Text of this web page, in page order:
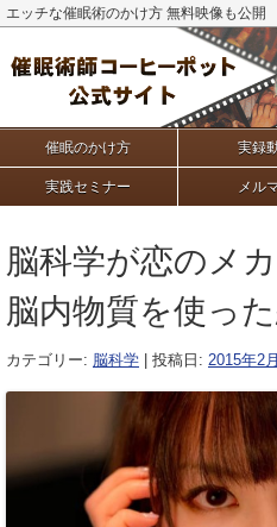
エッチな催眠術のかけ方 無料映像も公開
催眠のかけ方 実録
実践セミナー メル
脳科学が恋のメ
脳内物質を使っ
カテゴリー: 脳科学 | 投稿日: 2015年2